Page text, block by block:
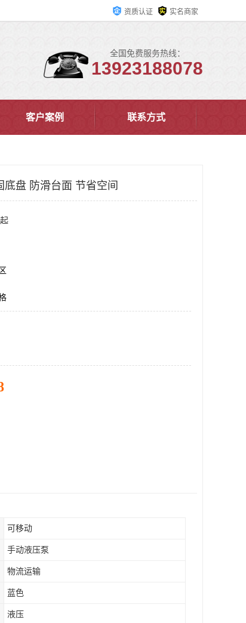
资质认证 实名商家
全国免费服务热线：
13923188078
客户案例 联系方式
盘 防滑台面 节省空间
可移动
手动液压泵
物流运输
蓝色
液压